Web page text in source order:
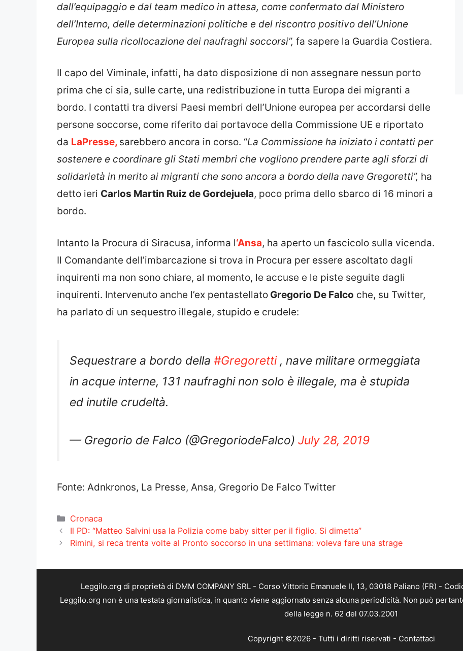
dall’equipaggio e dal team medico in attesa, come confermato dal Ministero
dell’Interno, delle determinazioni politiche e del riscontro positivo dell’Unione
Europea sulla ricollocazione dei naufraghi soccorsi”, fa sapere la Guardia Costiera.
Il capo del Viminale, infatti, ha dato disposizione di non assegnare nessun porto
prima che ci sia, sulle carte, una redistribuzione in tutta Europa dei migranti a
bordo. I contatti tra diversi Paesi membri dell’Unione europea per accordarsi delle
persone soccorse, come riferito dai portavoce della Commissione UE e riportato
da LaPresse, sarebbero ancora in corso. “La Commissione ha iniziato i contatti per
sostenere e coordinare gli Stati membri che vogliono prendere parte agli sforzi di
solidarietà in merito ai migranti che sono ancora a bordo della nave Gregoretti”, ha
detto ieri Carlos Martin Ruiz de Gordejuela, poco prima dello sbarco di 16 minori a
bordo.
Intanto la Procura di Siracusa, informa l‘Ansa, ha aperto un fascicolo sulla vicenda.
Il Comandante dell’imbarcazione si trova in Procura per essere ascoltato dagli
inquirenti ma non sono chiare, al momento, le accuse e le piste seguite dagli
inquirenti. Intervenuto anche l’ex pentastellato Gregorio De Falco che, su Twitter,
ha parlato di un sequestro illegale, stupido e crudele:
Sequestrare a bordo della #Gregoretti, nave militare ormeggiata
in acque interne, 131 naufraghi non solo è illegale, ma è stupida
ed inutile crudeltà.
— Gregorio de Falco (@GregoriodeFalco) July 28, 2019
Fonte: Adnkronos, La Presse, Ansa, Gregorio De Falco Twitter
Cronaca
Il PD: “Matteo Salvini usa la Polizia come baby sitter per il figlio. Si dimetta”
Rimini, si reca trenta volte al Pronto soccorso in una settimana: voleva fare una strage
Leggilo.org di proprietà di DMM COMPANY SRL - Corso Vittorio Emanuele II, 13, 03018 Paliano (FR) -
Leggilo.org non è una testata giornalistica, in quanto viene aggiornato senza alcuna periodicità. Non può
della legge n. 62 del 07.03.2001
Copyright ©2026 - Tutti i diritti riservati - Contattaci